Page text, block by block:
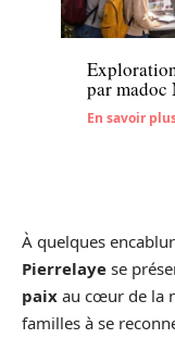
Enfant
par madoc
En savoir
À quelques
Pierrelaye se
paix au cœur de la
familles à se